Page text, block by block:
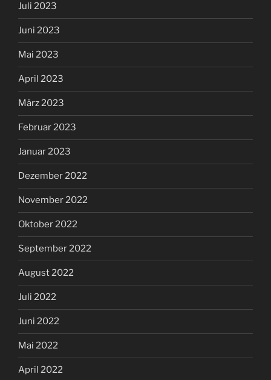
Juli 2023
Juni 2023
Mai 2023
April 2023
März 2023
Februar 2023
Januar 2023
Dezember 2022
November 2022
Oktober 2022
September 2022
August 2022
Juli 2022
Juni 2022
Mai 2022
April 2022